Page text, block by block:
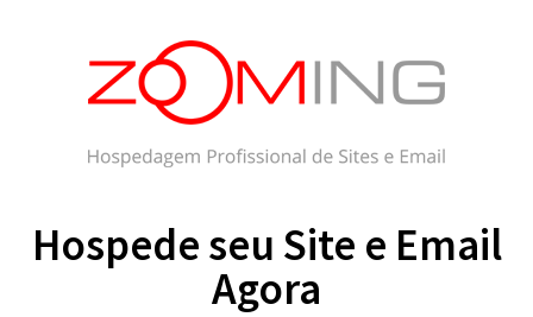
Hospede seu Site e Email
Agora